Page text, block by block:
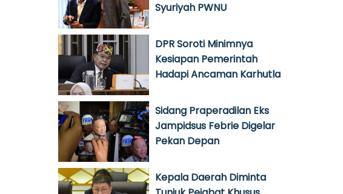
Syuriyah PWNU
DPR Soroti Minimnya
Kesiapan Pemerintah
Hadapi Ancaman Karhutla
Sidang Praperadilan Eks
Jampidsus Febrie Digelar
Pekan Depan
Kepala Daerah Diminta